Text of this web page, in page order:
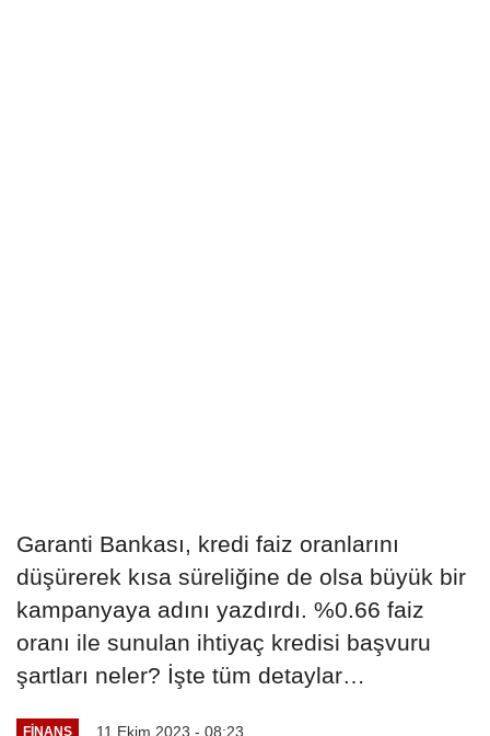
Garanti Bankası, kredi faiz oranlarını
düşürerek kısa süreliğine de olsa büyük bir
kampanyaya adını yazdırdı. %0.66 faiz
oranı ile sunulan ihtiyaç kredisi başvuru
şartları neler? İşte tüm detaylar…
FINANS 11 Ekim 2023 - 08:23